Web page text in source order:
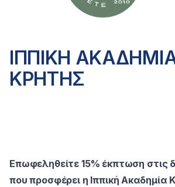
ΙΠΠΙΚΗ
ΚΡΗΤΗΣ
Επωφεληθείτε 15% έκπτωση στις
που προσφέρει η Ιππική Ακαδημία